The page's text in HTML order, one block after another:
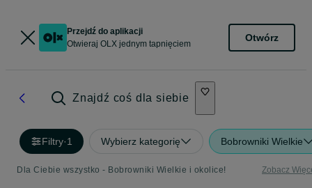
Przejdź do aplikacji
Otwieraj OLX jednym tapnięciem
Otwórz
Znajdź coś dla siebie
Filtry·1 Wybierz kategorię Bobrowniki Wielkie
Dla Ciebie wszystko - Bobrowniki Wielkie i okolice! Zobacz